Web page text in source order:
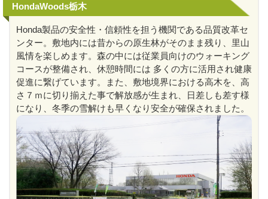
HondaWoods栃木
Honda製品の安全性・信頼性を担う機関である品質改革セ
ンター。敷地内には昔からの原生林がそのまま残り、里山
風情を楽しめます。森の中には従業員向けのウォーキング
コースが整備され、休憩時間には 多くの方に活用され健康
促進に繋げています。また、敷地境界における高木を、高
さ７ｍに切り揃えた事で解放感が生まれ、日差しも差す様
になり、冬季の雪解けも早くなり安全が確保されました。